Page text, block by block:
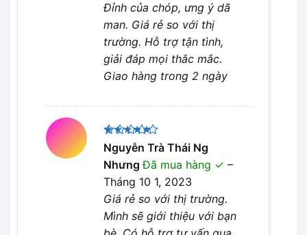
Đỉnh của chóp, ưng ý dã
man. Giá rẻ so với thị
trường. Hỗ trợ tận tình,
giải đáp mọi thắc mắc.
Giao hàng trong 2 ngày
Được xếp
hạng 5
sao
Nguyễn Trà Thái Ng
NhưngĐã mua hàng
–
Tháng 10 1, 2023
Giá rẻ so với thị trường.
Mình sẽ giới thiệu với bạn